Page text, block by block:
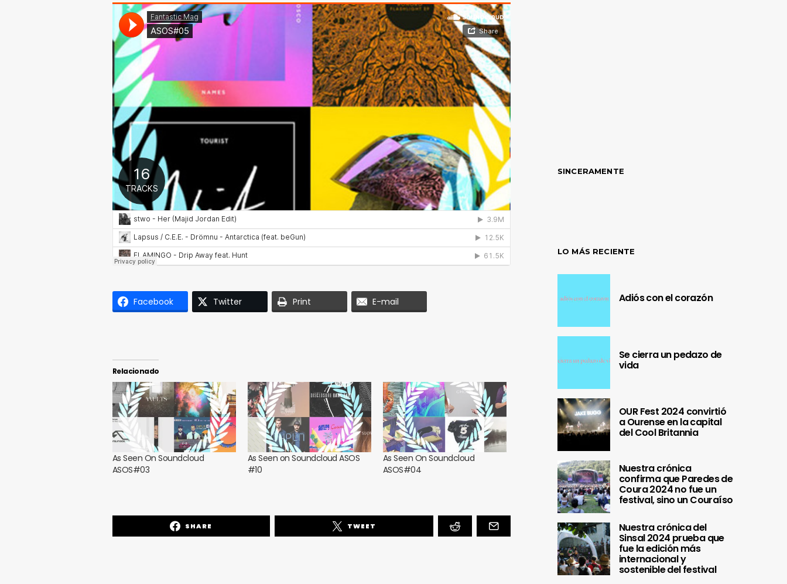
Facebook Twitter Print E-mail
Relacionado
As Seen On Soundcloud
ASOS#03
As Seen on Soundcloud ASOS
#10
As Seen On Soundcloud
ASOS#04
SHARE TWEET
SINCERAMENTE
LO MÁS RECIENTE
Adiós con el corazón
Se cierra un pedazo de
vida
OUR Fest 2024 convirtió
a Ourense en la capital
del Cool Britannia
Nuestra crónica
confirma que Paredes de
Coura 2024 no fue un
festival, sino un Couraíso
Nuestra crónica del
Sinsal 2024 prueba que
fue la edición más
internacional y
sostenible del festival